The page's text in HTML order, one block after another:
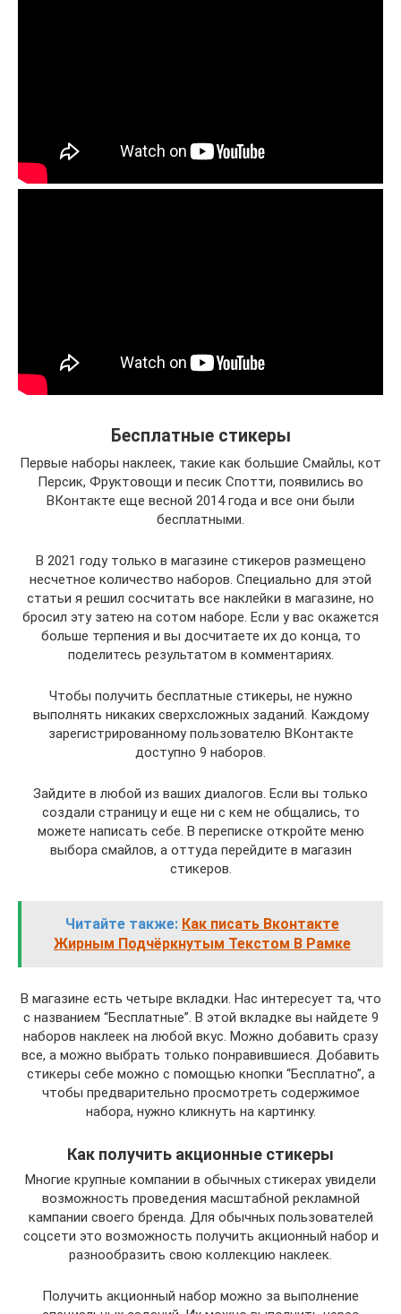
Бесплатные стикеры
Первые наборы наклеек, такие как большие Смайлы, кот
Персик, Фруктовощи и песик Спотти, появились во
ВКонтакте еще весной 2014 года и все они были
бесплатными.
В 2021 году только в магазине стикеров размещено
несчетное количество наборов. Специально для этой
статьи я решил сосчитать все наклейки в магазине, но
бросил эту затею на сотом наборе. Если у вас окажется
больше терпения и вы досчитаете их до конца, то
поделитесь результатом в комментариях.
Чтобы получить бесплатные стикеры, не нужно
выполнять никаких сверхсложных заданий. Каждому
зарегистрированному пользователю ВКонтакте
доступно 9 наборов.
Зайдите в любой из ваших диалогов. Если вы только
создали страницу и еще ни с кем не общались, то
можете написать себе. В переписке откройте меню
выбора смайлов, а оттуда перейдите в магазин
стикеров.
Читайте также: Как писать Вконтакте
Жирным Подчёркнутым Текстом В Рамке
В магазине есть четыре вкладки. Нас интересует та, что
с названием “Бесплатные”. В этой вкладке вы найдете 9
наборов наклеек на любой вкус. Можно добавить сразу
все, а можно выбрать только понравившиеся. Добавить
стикеры себе можно с помощью кнопки “Бесплатно”, а
чтобы предварительно просмотреть содержимое
набора, нужно кликнуть на картинку.
Как получить акционные стикеры
Многие крупные компании в обычных стикерах увидели
возможность проведения масштабной рекламной
кампании своего бренда. Для обычных пользователей
соцсети это возможность получить акционный набор и
разнообразить свою коллекцию наклеек.
Получить акционный набор можно за выполнение